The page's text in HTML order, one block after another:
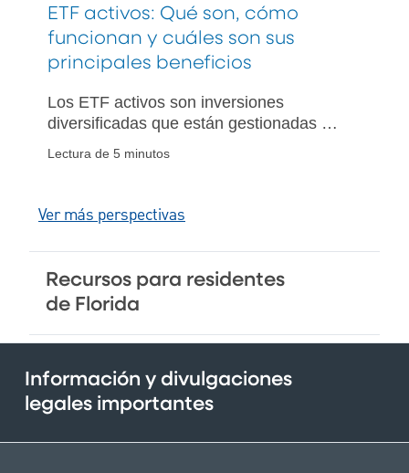
ETF activos: Qué son, cómo
funcionan y cuáles son sus
principales beneficios
Los ETF activos son inversiones
diversificadas que están gestionadas por
inversión aplicar.
Lectura de 5 minutos
Ver más perspectivas
Recursos para residentes
de Florida
Información y divulgaciones
legales importantes